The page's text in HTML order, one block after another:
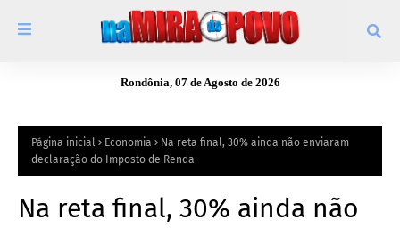
Rondônia, 07 de Agosto de 2026
Página inicial Economia
Na reta final, 30% ainda não enviaram
declaração do Imposto de Renda
Na reta final, 30% ainda não